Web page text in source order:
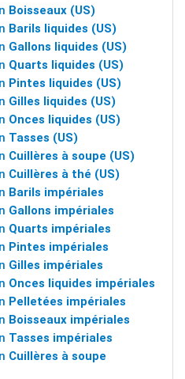
Boisseaux (US)
Barils liquides (US)
Gallons liquides (US)
Quarts liquides (US)
Pintes liquides (US)
Gilles liquides (US)
Onces liquides (US)
Tasses (US)
Cuillères à soupe (US)
Cuillères à thé (US)
Barils impériales
Gallons impériales
Quarts impériales
Pintes impériales
Gilles impériales
Onces liquides impériales
Pelletées impériales
Boisseaux impériales
Tasses impériales
Cuillères à soupe